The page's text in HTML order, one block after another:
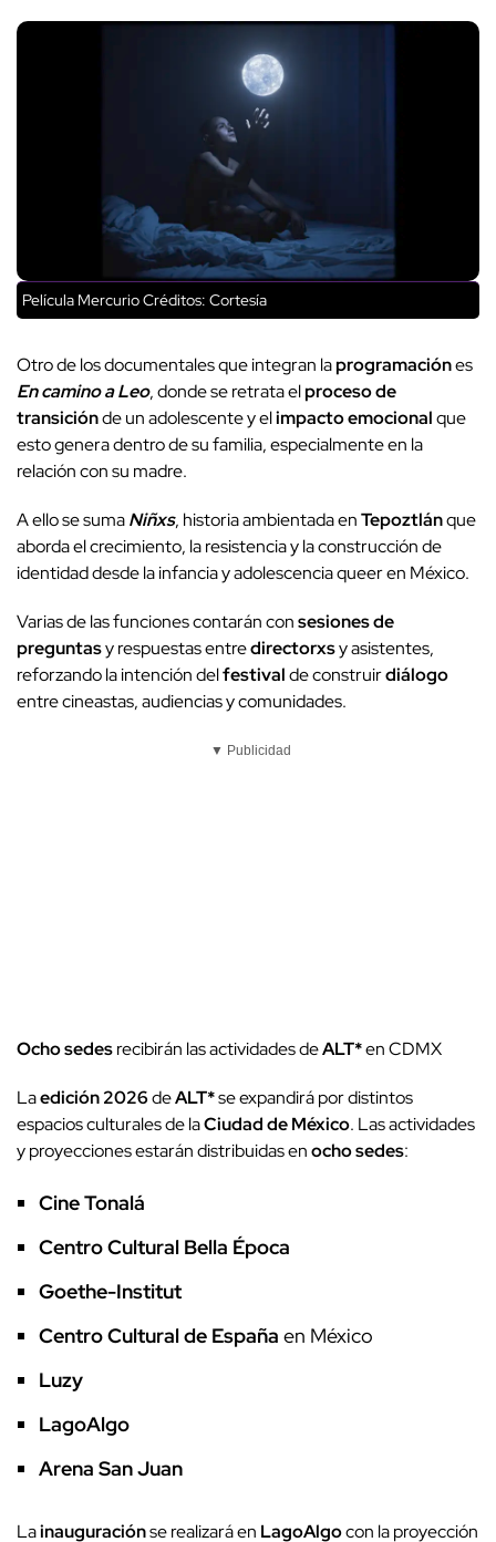
Película MercurioCréditos: Cortesía
Otro de los documentales que integran laprogramaciónes
En camino a Leo, donde se retrata elproceso de
transiciónde un adolescente y elimpacto emocionalque
esto genera dentro de su familia, especialmente en la
relación con su madre.
A ello se sumaNiñxs, historia ambientada enTepoztlánque
aborda el crecimiento, la resistencia y la construcción de
identidad desde la infancia y adolescencia queer en México.
Varias de las funciones contarán consesiones de
preguntasy respuestas entredirectorxsy asistentes,
reforzando la intención delfestivalde construirdiálogo
entre cineastas, audiencias y comunidades.
▼ Publicidad
Ocho sedesrecibirán las actividades deALT*en CDMX
Laedición 2026deALT*se expandirá por distintos
espacios culturales de laCiudad de México. Las actividades
y proyecciones estarán distribuidas enocho sedes:
Cine Tonalá
Centro Cultural Bella Época
Goethe-Institut
Centro Cultural de España en México
Luzy
LagoAlgo
Arena San Juan
Lainauguraciónse realizará en LagoAlgocon la proyección